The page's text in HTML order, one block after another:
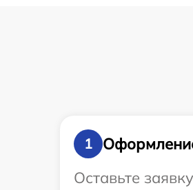
1
Оставьте